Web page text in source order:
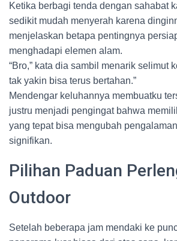
Ketika berbagi tenda dengan sahabat
sedikit mudah menyerah karena
menjelaskan betapa pentingnya
menghadapi elemen alam.
“Bro,” kata dia sambil menarik selimut
tak yakin bisa terus bertahan.”
Mendengar keluhannya membuatku
justru menjadi pengingat bahwa
yang tepat bisa mengubah
signifikan.
Pilihan Paduan
Outdoor
Setelah beberapa jam mendaki ke